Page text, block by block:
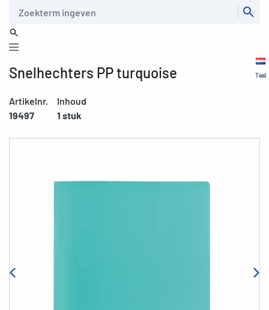
Taal
Snelhechters PP turquoise
Artikelnr.
19497
Inhoud
1 stuk